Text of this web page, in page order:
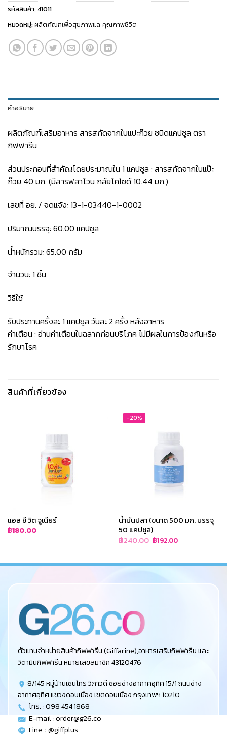
รหัสสินค้า:41011
หมวดหมู่:ผลิตภัณฑ์เพื่อสุขภาพและคุณภาพชีวิต
คำอธิบาย
ผลิตภัณฑ์เสริมอาหาร สารสกัดจากใบแปะก๊วย ชนิดแคปซูล ตรา
กิฟฟารีน
ส่วนประกอบที่สำคัญโดยประมาณใน 1 แคปซูล : สารสกัดจากใบแป๊ะ
ก๊วย 40 มก. (มีสารฟลาโวน กลัยโคไซด์ 10.44 มก.)
เลขที่ อย. / จดแจ้ง: 13-1-03440-1-0002
ปริมาณบรรจุ: 60.00 แคปซูล
น้ำหนักรวม: 65.00 กรัม
จำนวน: 1 ชิ้น
วิธีใช้
รับประทานครั้งละ 1 แคปซูล วันละ 2 ครั้ง หลังอาหาร
คำเตือน : อ่านคำเตือนในฉลากก่อนบริโภค ไม่มีผลในการป้องกันหรือ
รักษาโรค
สินค้าที่เกี่ยวข้อง
แอล ซี วิต จูเนียร์
฿180.00
-20%
น้ำมันปลา (ขนาด 500 มก. บรรจุ
50 แคปซูล)
฿240.00 Original
price
฿192.00Current
price
ตัวแทนจำหน่ายสินค้ากิฟฟารีน (Giffarine),อาหารเสริมกิฟฟารีน และ
วิตามินกิฟฟารีน หมายเลขสมาชิก 43120476
8/145 หมู่บ้านเซนโทร วิภาวดี ซอยช่างอากาศอุทิศ 15/1 ถนนช่าง
อากาศอุทิศ แขวงดอนเมือง เขตดอนเมือง กรุงเทพฯ 10210
โทร. : 098 454 1868
E-mail :order@g26.co
Line. : @giffplus